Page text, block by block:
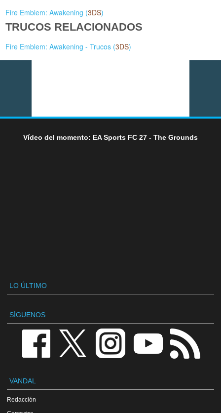
Fire Emblem: Awakening (3DS)
TRUCOS RELACIONADOS
Fire Emblem: Awakening - Trucos (3DS)
Vídeo del momento: EA Sports FC 27 - The Grounds
LO ÚLTIMO
SÍGUENOS
VANDAL
Redacción